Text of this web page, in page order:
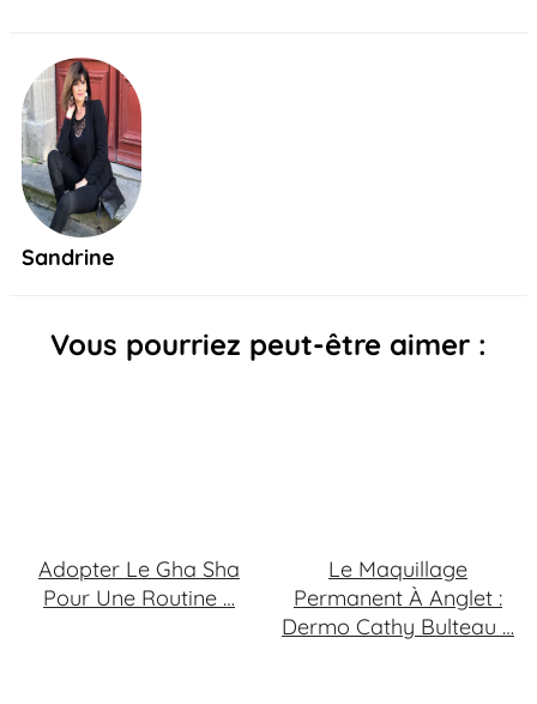
Sandrine
Vous pourriez peut-être aimer :
Adopter Le Gha Sha
Pour Une Routine …
Le Maquillage
Permanent À Anglet :
Dermo Cathy Bulteau …